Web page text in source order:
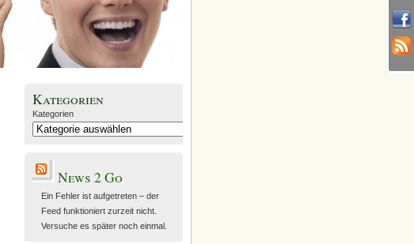
Kategorien
Kategorien
News 2 Go
Ein Fehler ist aufgetreten – der
Feed funktioniert zurzeit nicht.
Versuche es später noch einmal.